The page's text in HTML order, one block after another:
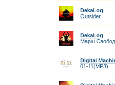
DekaLog
Outsider
DekaLog
Марш
Digital
01-11(MP3)